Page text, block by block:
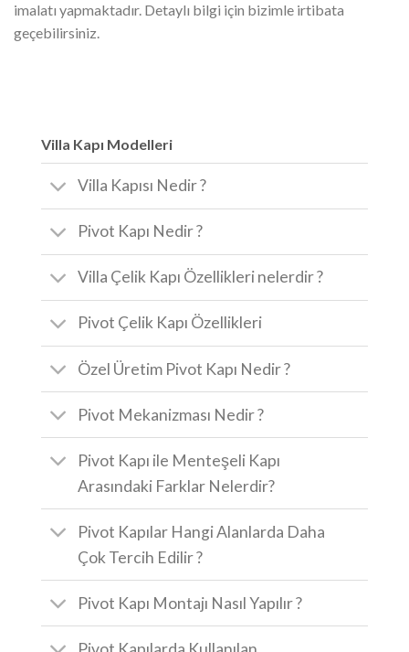
imalatı yapmaktadır. Detaylı bilgi için bizimle irtibata
geçebilirsiniz.
Villa Kapı Modelleri
Villa Kapısı Nedir ?
Pivot Kapı Nedir ?
Villa Çelik Kapı Özellikleri nelerdir ?
Pivot Çelik Kapı Özellikleri
Özel Üretim Pivot Kapı Nedir ?
Pivot Mekanizması Nedir ?
Pivot Kapı ile Menteşeli Kapı
Arasındaki Farklar Nelerdir?
Pivot Kapılar Hangi Alanlarda Daha
Çok Tercih Edilir ?
Pivot Kapı Montajı Nasıl Yapılır ?